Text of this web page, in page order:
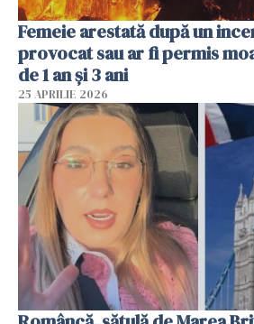
Femeie arestată după un
provocat sau ar fi permis
de 1 an și 3 ani
25 APRILIE 2026